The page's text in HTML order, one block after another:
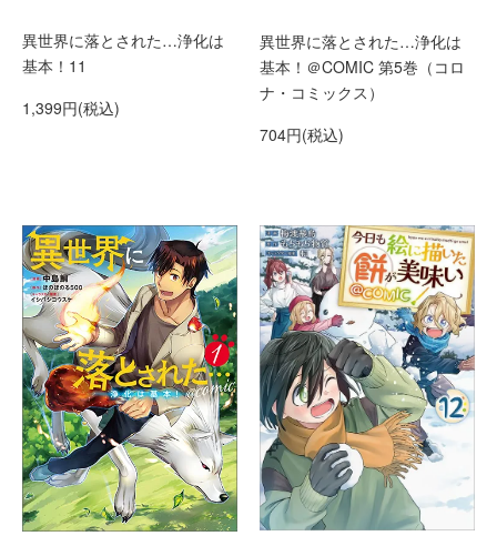
異世界に落とされた…浄化は
基本！11
1,399円(税込)
異世界に落とされた…浄化は
基本！＠COMIC 第5巻（コロ
ナ・コミックス）
704円(税込)